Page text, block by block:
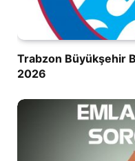
Trabzon Büyükşehir
2026